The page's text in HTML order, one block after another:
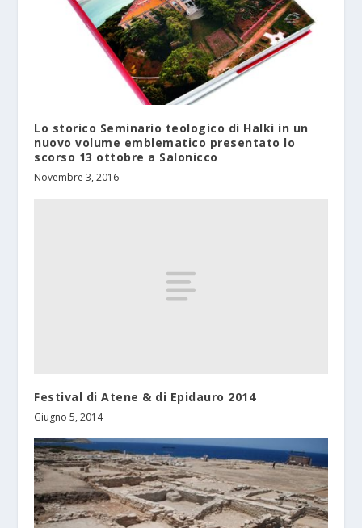
Lo storico Seminario teologico di Halki in un
nuovo volume emblematico presentato lo
scorso 13 ottobre a Salonicco
Novembre 3, 2016
Festival di Atene & di Epidauro 2014
Giugno 5, 2014